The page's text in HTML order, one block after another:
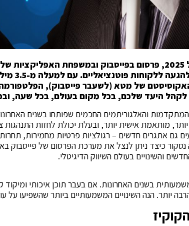
בעולם השיווק הדיגיטלי של 2025, פרסום בפייסבוק ובמשפחת
הכלים
של מטא (לשעבר פייסבוק),
היעד שלכם, בכל מקום בעולם, בכל שעה,
המתקדמות והאלגוריתמים החכמים שפותחו בשנים
מותאמת אישית יותר, ובעלת יכולת לחזות התנהגות
גם אתגרים חדשים – רגולציות פרטיות מחמירות,
והשינויים בעולם השיווק הדיגיטלי.
בשנים האחרונות. אם בעבר תוכן איכותי ומיקוד
יותר. הנה השינויים המשמעותיים ביותר שהשפיעו על